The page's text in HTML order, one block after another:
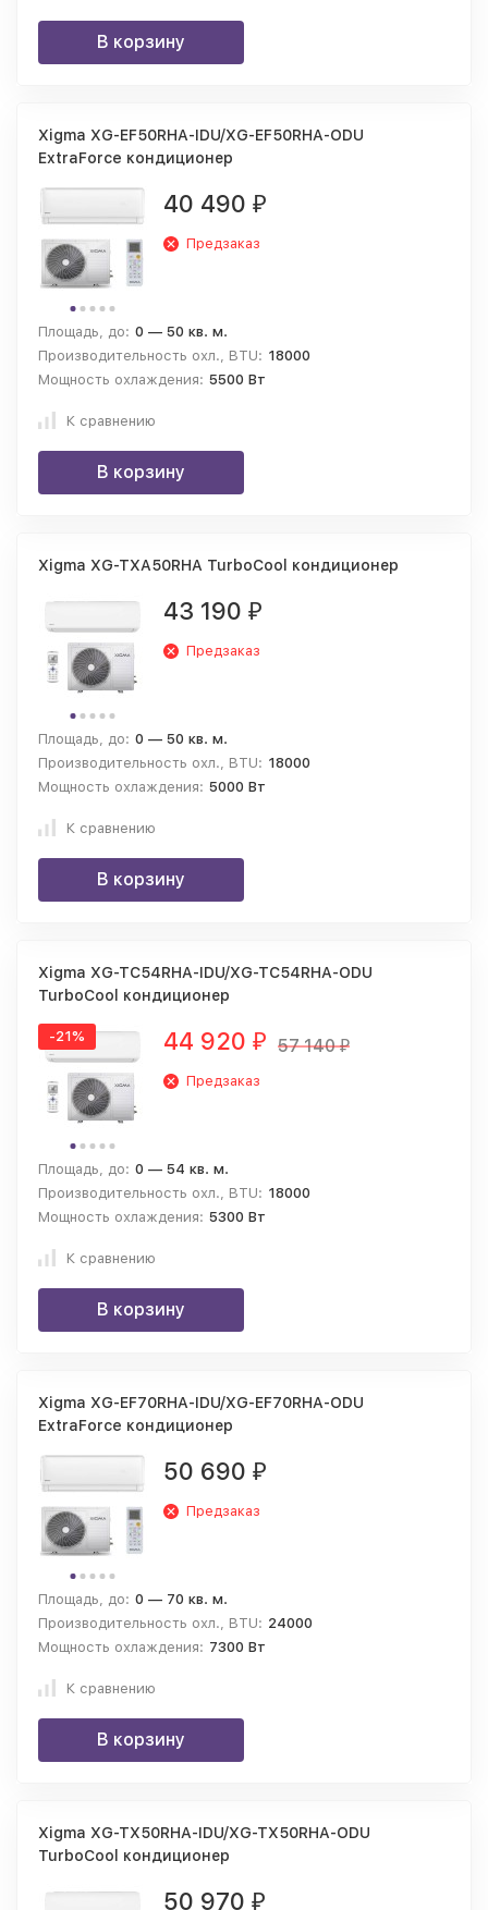
В корзину
Xigma XG-EF50RHA-IDU/XG-EF50RHA-ODU
ExtraForce кондиционер
40 490 ₽
Предзаказ
Площадь, до: 0 — 50 кв. м.
Производительность охл., BTU: 18000
Мощность охлаждения: 5500 Вт
К сравнению
В корзину
Xigma XG-TXA50RHA TurboCool кондиционер
43 190 ₽
Предзаказ
Площадь, до: 0 — 50 кв. м.
Производительность охл., BTU: 18000
Мощность охлаждения: 5000 Вт
К сравнению
В корзину
Xigma XG-TC54RHA-IDU/XG-TC54RHA-ODU
TurboCool кондиционер
-21% 44 920 ₽ 57 140 ₽
Предзаказ
Площадь, до: 0 — 54 кв. м.
Производительность охл., BTU: 18000
Мощность охлаждения: 5300 Вт
К сравнению
В корзину
Xigma XG-EF70RHA-IDU/XG-EF70RHA-ODU
ExtraForce кондиционер
50 690 ₽
Предзаказ
Площадь, до: 0 — 70 кв. м.
Производительность охл., BTU: 24000
Мощность охлаждения: 7300 Вт
К сравнению
В корзину
Xigma XG-TX50RHA-IDU/XG-TX50RHA-ODU
TurboCool кондиционер
50 970 ₽